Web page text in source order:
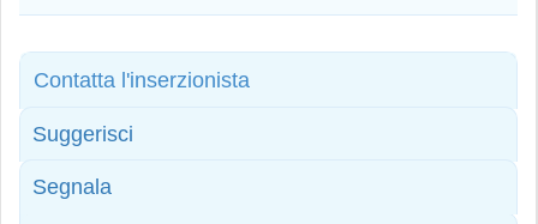
Contatta l'inserzionista
Suggerisci
Segnala